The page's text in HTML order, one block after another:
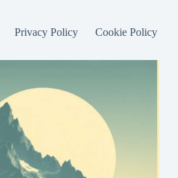
Privacy Policy Cookie Policy